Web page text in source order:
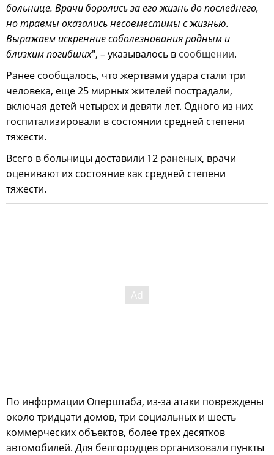
больнице. Врачи боролись за его жизнь до последнего,
но травмы оказались несовместимы с жизнью.
Выражаем искренние соболезнования родным и
близким погибших", – указывалось в сообщении.
Ранее сообщалось, что жертвами удара стали три
человека, еще 25 мирных жителей пострадали,
включая детей четырех и девяти лет. Одного из них
госпитализировали в состоянии средней степени
тяжести.
Всего в больницы доставили 12 раненых, врачи
оценивают их состояние как средней степени
тяжести.
По информации Оперштаба, из-за атаки повреждены
около тридцати домов, три социальных и шесть
коммерческих объектов, более трех десятков
автомобилей. Для белгородцев организовали пункты